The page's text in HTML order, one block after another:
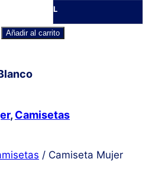
L
Camiseta
cantidad
Añadir al carrito
, Camisetas
/ Camiseta Mujer